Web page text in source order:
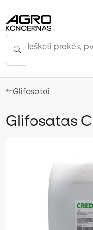
Glifosatai
Glifosatas